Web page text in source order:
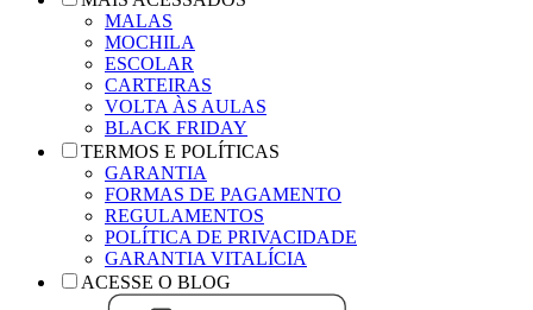
MALAS
MOCHILA
ESCOLAR
CARTEIRAS
VOLTA ÀS AULAS
BLACK FRIDAY
TERMOS E POLÍTICAS
GARANTIA
FORMAS DE PAGAMENTO
REGULAMENTOS
POLÍTICA DE PRIVACIDADE
GARANTIA VITALÍCIA
ACESSE O BLOG